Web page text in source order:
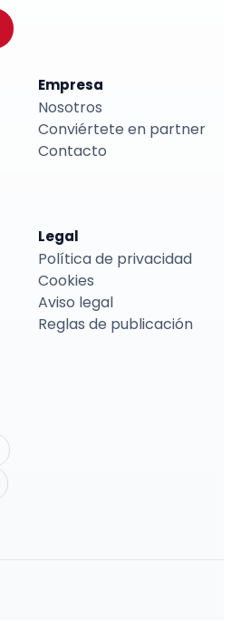
Empresa
Nosotros
Conviértete en partner
Contacto
Legal
Política de privacidad
Cookies
Aviso legal
Reglas de publicación